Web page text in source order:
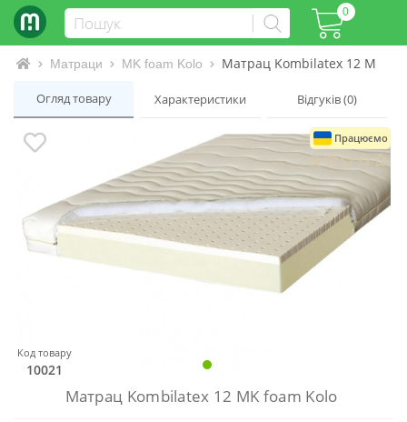
0
Інтернет-магазин матраців та ліжок
Матраци MK foam Kolo Матрац Kombilatex 12 MK
Огляд товару Характеристики Відгуків (0)
Працюємо
Код товару
10021
Матрац Kombilatex 12 MK foam Kolo